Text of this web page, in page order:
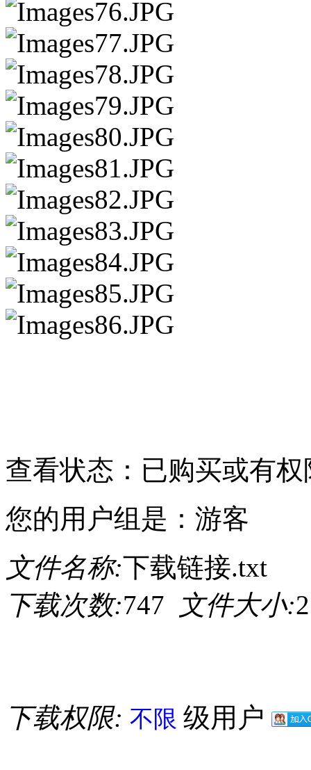
查看状态：已购买或有权
您的用户组是：游客
文件名称:下载链接.txt
下载次数:747 文件大小:
下载权限: 不限 级用户